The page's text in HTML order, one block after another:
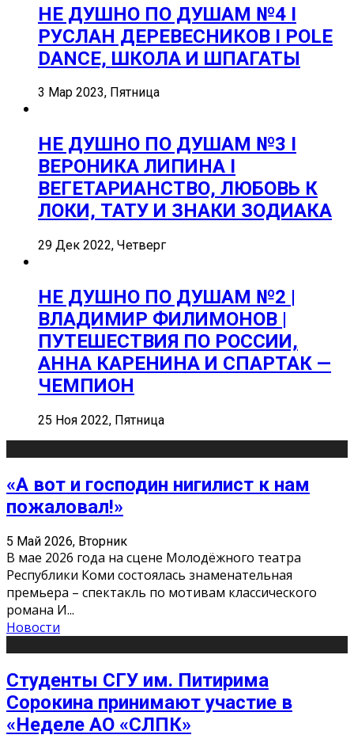
НЕ ДУШНО ПО ДУШАМ №4 I
РУСЛАН ДЕРЕВЕСНИКОВ I POLE
DANCE, ШКОЛА И ШПАГАТЫ
3 Мар 2023, Пятница
НЕ ДУШНО ПО ДУШАМ №3 I
ВЕРОНИКА ЛИПИНА I
ВЕГЕТАРИАНСТВО, ЛЮБОВЬ К
ЛОКИ, ТАТУ И ЗНАКИ ЗОДИАКА
29 Дек 2022, Четверг
НЕ ДУШНО ПО ДУШАМ №2 |
ВЛАДИМИР ФИЛИМОНОВ |
ПУТЕШЕСТВИЯ ПО РОССИИ,
АННА КАРЕНИНА И СПАРТАК —
ЧЕМПИОН
25 Ноя 2022, Пятница
«А вот и господин нигилист к нам
пожаловал!»
5 Май 2026, Вторник
В мае 2026 года на сцене Молодёжного театра
Республики Коми состоялась знаменательная
премьера – спектакль по мотивам классического
романа И...
Новости
Студенты СГУ им. Питирима
Сорокина принимают участие в
«Неделе АО «СЛПК»